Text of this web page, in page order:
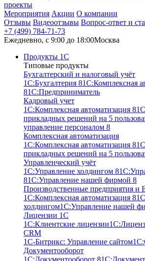
проекты
Мероприятия Акции О компании
Отзывы Видеоотзывы Вопрос-ответ и
+7 (499) 784-71-73
Ежедневно, c 9:00 до 18:00Москва
Продукты 1С
Типовые продукты
Бухгалтерский и налоговый учёт
1С:Бухгалтерия 81С:Комплексная
81С:Предприниматель
Кадровый учет
1С:Комплексная автоматизация 8
прикладных решений на 5
управление персоналом 8
Комплексная автоматизация
1С:Комплексная автоматизация 8
прикладных решений на 5
Управленческий учёт
1С:Управление холдингом 8
81С:Управление нашей фирмой 8
Производственные предприятия и
1С:Комплексная автоматизация 8
холдингом1С:Управление нашей
Лицензии 1С
1С:Клиентские лицензии
CRM
1С-Битрикс: Управление сайтом
Документооборот
1С:Документооборот 8